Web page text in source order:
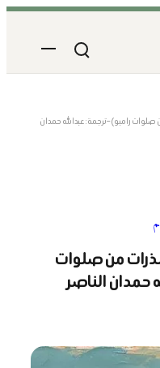
رامبو) – ترجمة: عبدالله حمدان
من صلوات
حمدان الناصر